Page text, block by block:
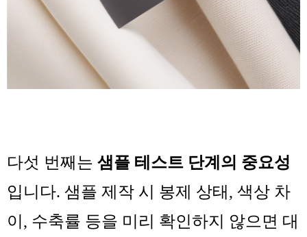
다섯 번째는 샘플 테스트 단계의 중요성
입니다. 샘플 제작 시 봉제 상태, 색상 차
이, 수축률 등을 미리 확인하지 않으면 대